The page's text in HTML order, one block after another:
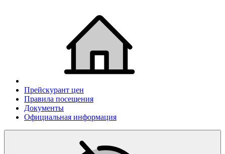
Прейскурант цен
Правила посещения
Документы
Официальная информация